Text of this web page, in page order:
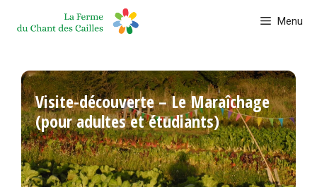
Menu
Visite-découverte – Le Maraîchage
(pour adultes et étudiants)